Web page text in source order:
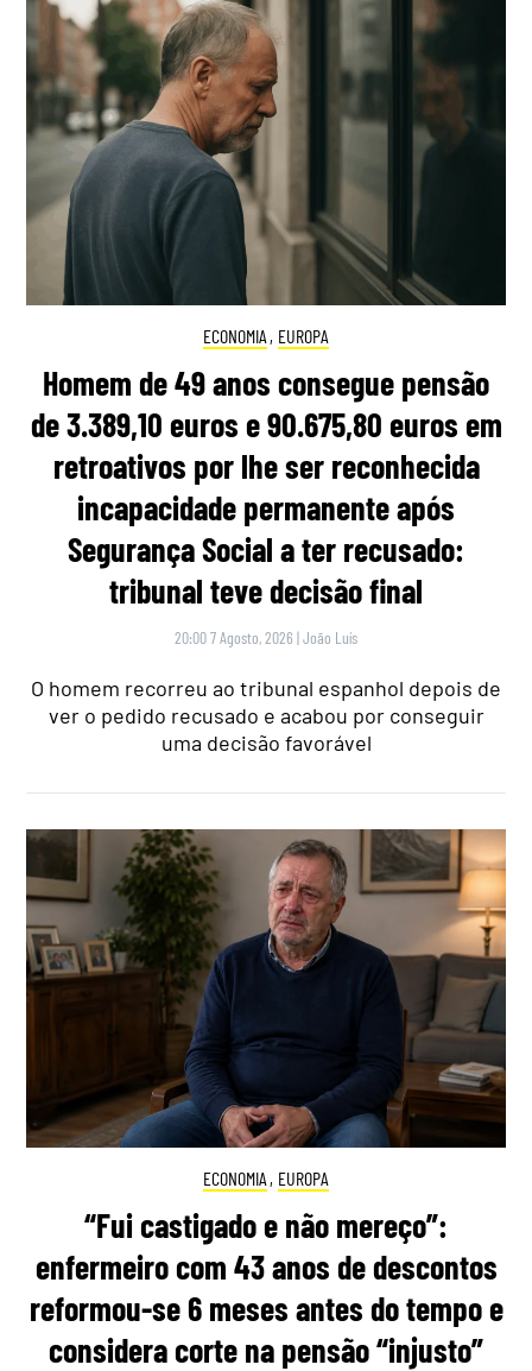
ECONOMIA , EUROPA
Homem de 49 anos consegue pensão
de 3.389,10 euros e 90.675,80 euros em
retroativos por lhe ser reconhecida
incapacidade permanente após
Segurança Social a ter recusado:
tribunal teve decisão final
20:00 7 Agosto, 2026 |João Luís
O homem recorreu ao tribunal espanhol depois de
ver o pedido recusado e acabou por conseguir
uma decisão favorável
ECONOMIA , EUROPA
“Fui castigado e não mereço”:
enfermeiro com 43 anos de descontos
reformou-se 6 meses antes do tempo e
considera corte na pensão “injusto”